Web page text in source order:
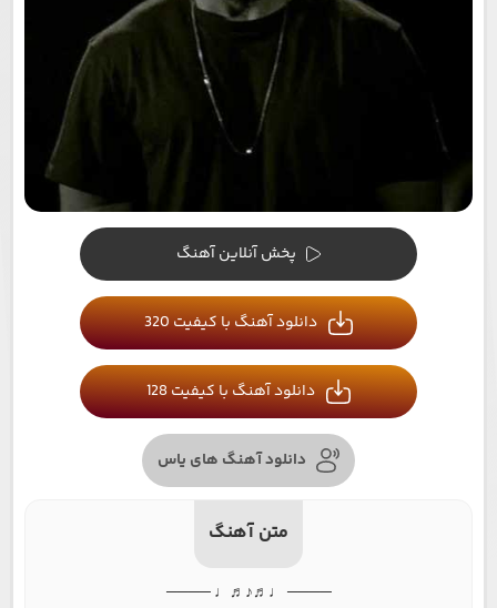
پخش آنلاین آهنگ
دانلود آهنگ با کیفیت 320
دانلود آهنگ با کیفیت 128
دانلود آهنگ های یاس
متن آهنگ
──── ♩♬♪♬♩ ────